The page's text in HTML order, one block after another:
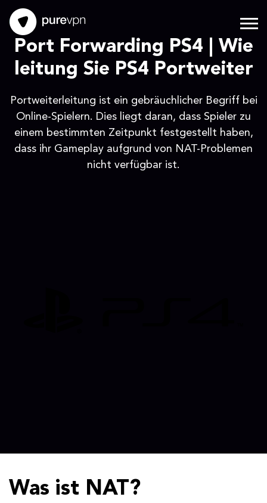
Port Forwarding PS4 | Wie
leitung Sie PS4 Portweiter
Portweiterleitung ist ein gebräuchlicher Begriff bei
Online-Spielern. Dies liegt daran, dass Spieler zu
einem bestimmten Zeitpunkt festgestellt haben,
dass ihr Gameplay aufgrund von NAT-Problemen
nicht verfügbar ist.
Was ist NAT?